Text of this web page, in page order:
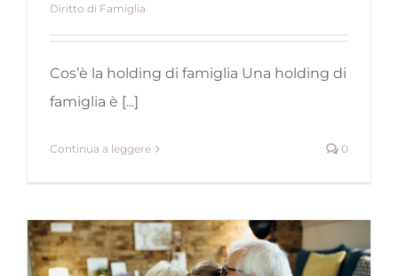
Diritto di Famiglia
Cos’è la holding di famiglia Una holding di
famiglia è [...]
Continua a leggere 0